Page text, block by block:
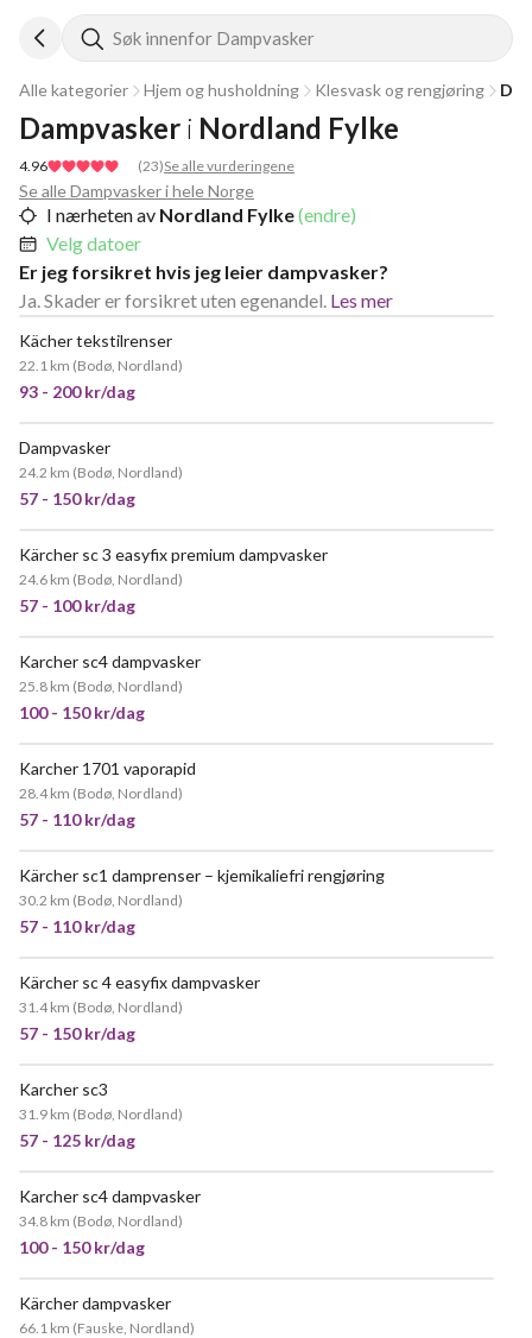
Søk innenfor Dampvasker
Alle kategorier Hjem og husholdning Klesvask og rengjøring
4.96 (23)Se alle vurderingene
Dampvasker i Nordland Fylke
Se alle Dampvasker i hele Norge
I nærheten av Nordland Fylke(endre)
Velg datoer
Er jeg forsikret hvis jeg leier dampvasker?
Ja. Skader er forsikret uten egenandel. Les mer
Kächer tekstilrenser
22.1 km (Bodø, Nordland)
93 - 200 kr/dag
Dampvasker
24.2 km (Bodø, Nordland)
57 - 150 kr/dag
Kärcher sc 3 easyfix premium dampvasker
24.6 km (Bodø, Nordland)
57 - 100 kr/dag
Karcher sc4 dampvasker
25.8 km (Bodø, Nordland)
100 - 150 kr/dag
Karcher 1701 vaporapid
28.4 km (Bodø, Nordland)
57 - 110 kr/dag
Kärcher sc1 damprenser – kjemikaliefri rengjøring
30.2 km (Bodø, Nordland)
57 - 110 kr/dag
Kärcher sc 4 easyfix dampvasker
31.4 km (Bodø, Nordland)
57 - 150 kr/dag
Karcher sc3
31.9 km (Bodø, Nordland)
57 - 125 kr/dag
Karcher sc4 dampvasker
34.8 km (Bodø, Nordland)
100 - 150 kr/dag
Kärcher dampvasker
66.1 km (Fauske, Nordland)